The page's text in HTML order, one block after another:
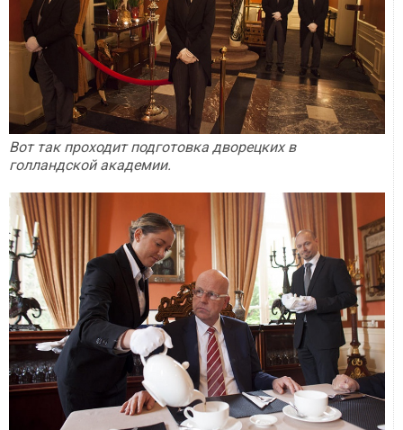
Вот так проходит подготовка дворецких в
голландской академии.